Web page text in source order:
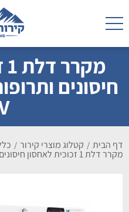
דף הבית / קטלוג מוצרי קירור /
מקרר דלת 1 זכוכית לאחסון חיסונים ותרופות דגם ARV-150 PV